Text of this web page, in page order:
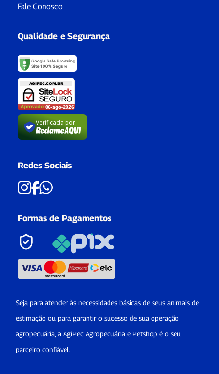
Fale Conosco
Qualidade e Segurança
Verificada por
Redes Sociais
Formas de Pagamentos
Seja para atender às necessidades básicas de seus animais de
estimação ou para garantir o sucesso de sua operação
agropecuária, a AgiPec Agropecuária e Petshop é o seu
parceiro confiável.